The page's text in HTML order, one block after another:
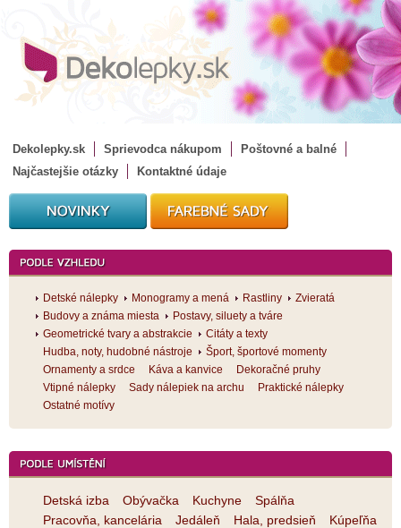
Dekolepky.sk Sprievodca nákupom
Poštovné a balné
Najčastejšie otázky
Kontaktné údaje
Detské nálepky Monogramy a mená Rastliny
Zvieratá
Budovy a známa miesta
Postavy, siluety a tváre
Geometrické tvary a abstrakcie
Citáty a texty
Hudba, noty, hudobné nástroje
Šport, športové momenty
Ornamenty a srdce
Káva a kanvice
Dekoračné pruhy
Vtipné nálepky
Sady nálepiek na archu
Praktické nálepky
Ostatné motívy
Detská izba Obývačka Kuchyne
Spálňa
Pracovňa, kancelária
Jedáleň Hala, predsieň
Kúpeľňa